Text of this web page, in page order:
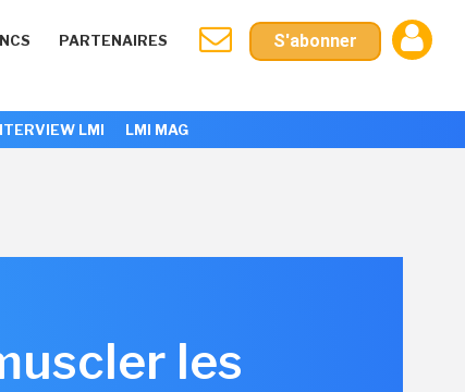
PARTENAIRES S'abonner
LMI LMI MAG
les